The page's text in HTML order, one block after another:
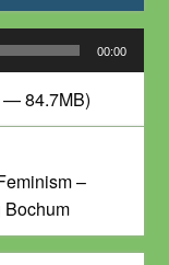
00:00
— 84.7MB)
–
Bochum